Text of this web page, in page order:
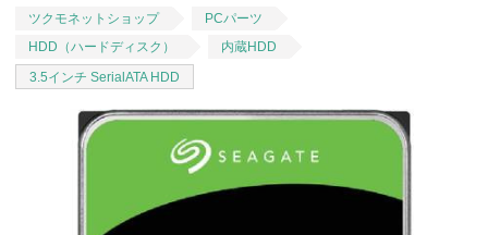
ツクモネットショップ
PCパーツ
HDD（ハードディスク）
内蔵HDD
3.5インチ SerialATA HDD